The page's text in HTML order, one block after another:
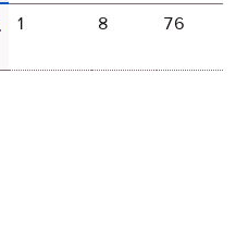
1 8 76